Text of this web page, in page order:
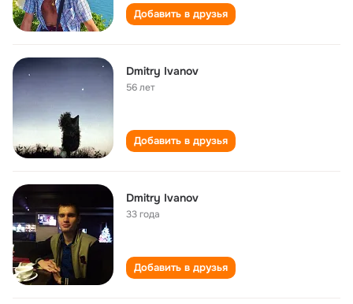
Добавить в друзья
Dmitry Ivanov
56 лет
Добавить в друзья
Dmitry Ivanov
33 года
Добавить в друзья